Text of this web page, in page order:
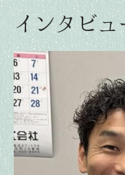
インタビ